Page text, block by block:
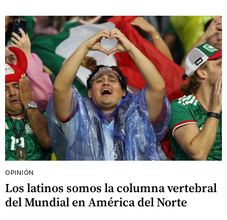
OPINIÓN
Los latinos somos la columna vertebral
del Mundial en América del Norte